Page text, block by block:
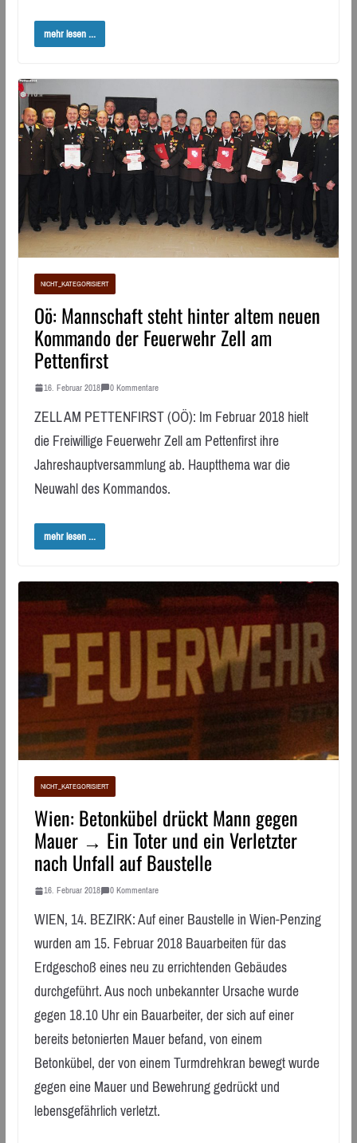
mehr lesen ...
NICHT_KATEGORISIERT
Oö: Mannschaft steht hinter altem neuen
Kommando der Feuerwehr Zell am
Pettenfirst
16. Februar 2018 0 Kommentare
ZELL AM PETTENFIRST (OÖ): Im Februar 2018 hielt
die Freiwillige Feuerwehr Zell am Pettenfirst ihre
Jahreshauptversammlung ab. Hauptthema war die
Neuwahl des Kommandos.
mehr lesen ...
NICHT_KATEGORISIERT
Wien: Betonkübel drückt Mann gegen
Mauer → Ein Toter und ein Verletzter
nach Unfall auf Baustelle
16. Februar 2018 0 Kommentare
WIEN, 14. BEZIRK: Auf einer Baustelle in Wien-Penzing
wurden am 15. Februar 2018 Bauarbeiten für das
Erdgeschoß eines neu zu errichtenden Gebäudes
durchgeführt. Aus noch unbekannter Ursache wurde
gegen 18.10 Uhr ein Bauarbeiter, der sich auf einer
bereits betonierten Mauer befand, von einem
Betonkübel, der von einem Turmdrehkran bewegt wurde
gegen eine Mauer und Bewehrung gedrückt und
lebensgefährlich verletzt.